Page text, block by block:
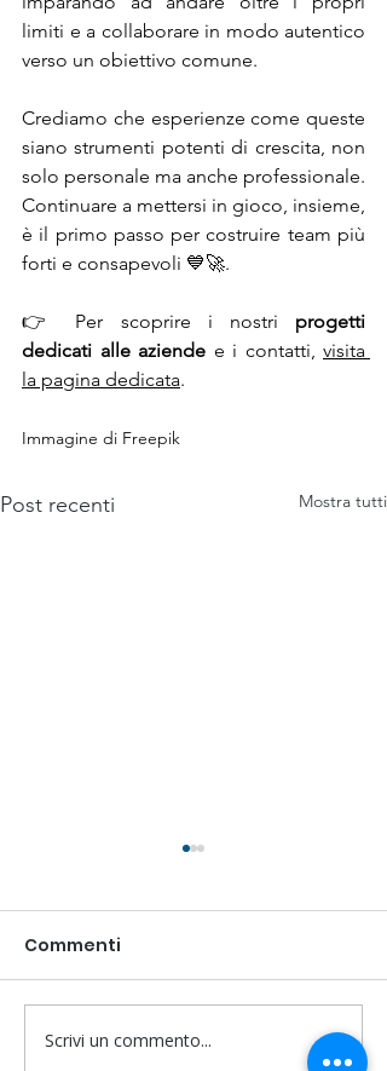
limiti e a collaborare in modo autentico
verso un obiettivo comune.
Crediamo che esperienze come queste
siano strumenti potenti di crescita, non
solo personale ma anche professionale.
Continuare a mettersi in gioco, insieme,
è il primo passo per costruire team più
forti e consapevoli 💙🚀.
👉 Per scoprire i nostri progetti
dedicati alle aziende e i contatti, visita
la pagina dedicata.
Immagine di Freepik
Post recenti Mostra tutti
Tutti in Camp 2026:
Commenti
Scrivi un commento...